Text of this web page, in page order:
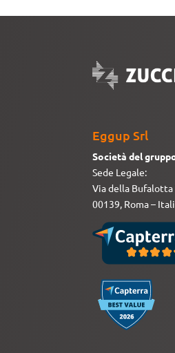
Eggup Srl
Società del
Sede Legale:
Via della Bufalotta
00139, Roma –